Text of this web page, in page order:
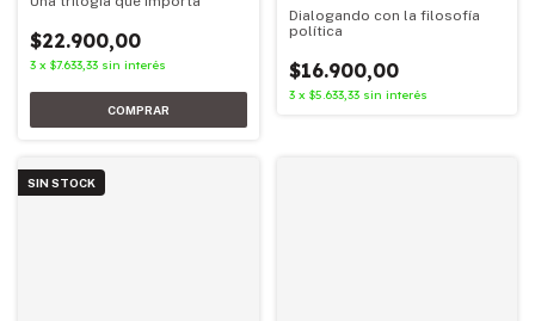
$22.900,00
3 x $7.633,33 sin interés
Dialogando con la filosofía
política
$16.900,00
3 x $5.633,33 sin interés
SIN STOCK